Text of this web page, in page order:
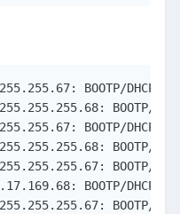
BOOTP/DHCP,
BOOTP/
BOOTP/DHCP,
BOOTP/
BOOTP/
BOOTP/DHCP,
BOOTP/